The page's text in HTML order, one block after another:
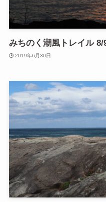
みちのく潮風トレイル 8/
2019年6月30日